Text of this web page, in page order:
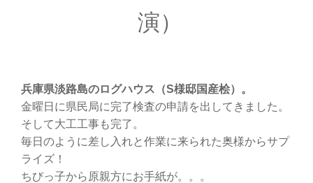
演）
兵庫県淡路島のログハウス（S様邸国産桧）。
金曜日に県民局に完了検査の申請を出してきました。
そして大工工事も完了。
毎日のように差し入れと作業に来られた奥様からサプ
ライズ！
ちびっ子から原親方にお手紙が。。。